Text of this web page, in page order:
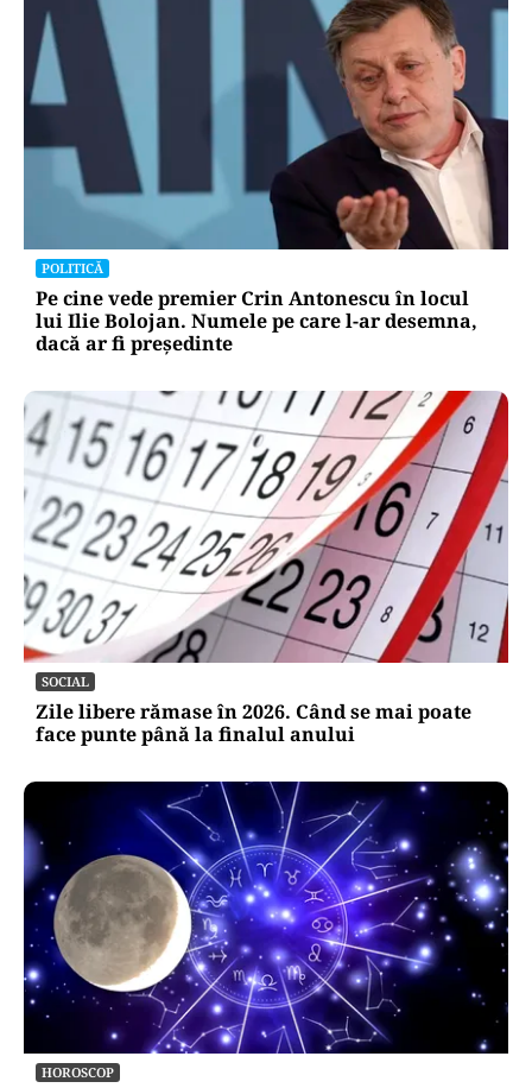
POLITICĂ
Pe cine vede premier Crin Antonescu în locul
lui Ilie Bolojan. Numele pe care l-ar desemna,
dacă ar fi președinte
SOCIAL
Zile libere rămase în 2026. Când se mai poate
face punte până la finalul anului
HOROSCOP